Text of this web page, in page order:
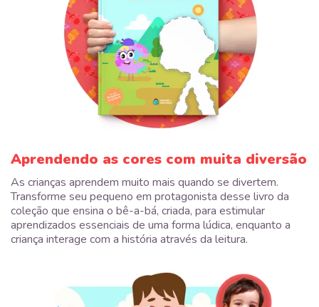
Aprendendo as cores com muita diversão
As crianças aprendem muito mais quando se divertem.
Transforme seu pequeno em protagonista desse livro da
coleção que ensina o bê-a-bá, criada, para estimular
aprendizados essenciais de uma forma lúdica, enquanto a
criança interage com a história através da leitura.